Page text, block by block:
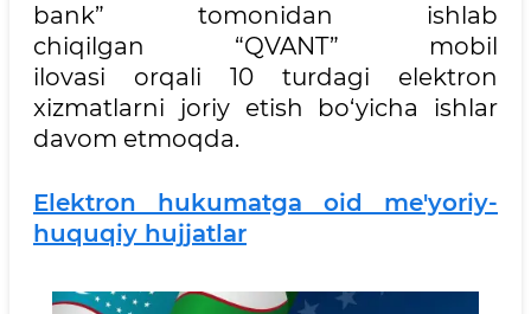
bank” tomonidan ishlab
chiqilgan “QVANT” mobil
ilovasi orqali 10 turdagi elektron
xizmatlarni joriy etish bo‘yicha ishlar
davom etmoqda.
Elektron hukumatga oid me'yoriy-
huquqiy hujjatlar